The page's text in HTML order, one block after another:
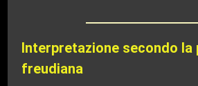
Interpretazione secondo la
freudiana